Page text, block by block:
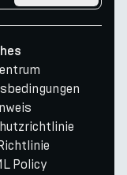
Policy